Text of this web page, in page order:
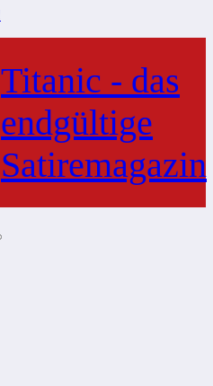
Titanic - das
endgültige
Satiremagazin